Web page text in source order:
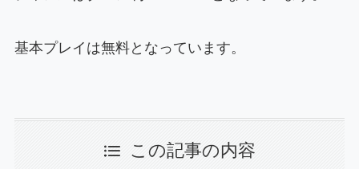
基本プレイは無料となっています。
この記事の内容